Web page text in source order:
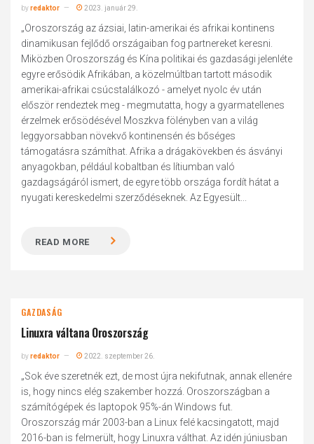
byredaktor 2023. január 29.
„Oroszország az ázsiai, latin-amerikai és afrikai kontinens
dinamikusan fejlődő országaiban fog partnereket keresni.
Miközben Oroszország és Kína politikai és gazdasági jelenléte
egyre erősödik Afrikában, a közelmúltban tartott második
amerikai-afrikai csúcstalálkozó - amelyet nyolc év után
először rendeztek meg - megmutatta, hogy a gyarmatellenes
érzelmek erősödésével Moszkva fölényben van a világ
leggyorsabban növekvő kontinensén és bőséges
támogatásra számíthat. Afrika a drágakövekben és ásványi
anyagokban, például kobaltban és lítiumban való
gazdagságáról ismert, de egyre több országa fordít hátat a
nyugati kereskedelmi szerződéseknek. Az Egyesült...
READ MORE
GAZDASÁG
Linuxra váltana Oroszország
byredaktor 2022. szeptember 26.
„Sok éve szeretnék ezt, de most újra nekifutnak, annak ellenére
is, hogy nincs elég szakember hozzá. Oroszországban a
számítógépek és laptopok 95%-án Windows fut.
Oroszország már 2003-ban a Linux felé kacsingatott, majd
2016-ban is felmerült, hogy Linuxra válthat. Az idén júniusban